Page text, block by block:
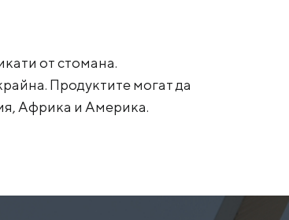
от стомана.
Продуктите могат да
Африка и Америка.